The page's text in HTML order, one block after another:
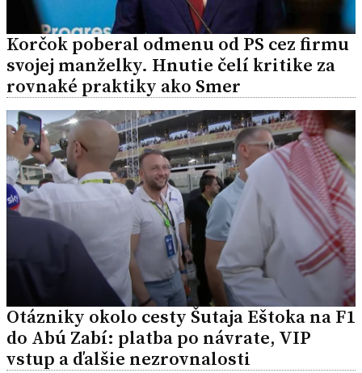
Korčok poberal odmenu od PS cez firmu
svojej manželky. Hnutie čelí kritike za
rovnaké praktiky ako Smer
Otázniky okolo cesty Šutaja Eštoka na F1
do Abú Zabí: platba po návrate, VIP
vstup a ďalšie nezrovnalosti